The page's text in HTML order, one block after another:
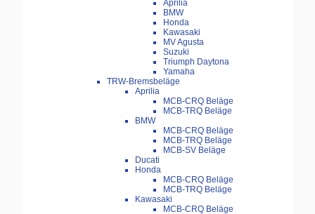
Aprilia
BMW
Honda
Kawasaki
MV Agusta
Suzuki
Triumph Daytona
Yamaha
TRW-Bremsbeläge
Aprilia
MCB-CRQ Beläge
MCB-TRQ Beläge
BMW
MCB-CRQ Beläge
MCB-TRQ Beläge
MCB-SV Beläge
Ducati
Honda
MCB-CRQ Beläge
MCB-TRQ Beläge
Kawasaki
MCB-CRQ Beläge